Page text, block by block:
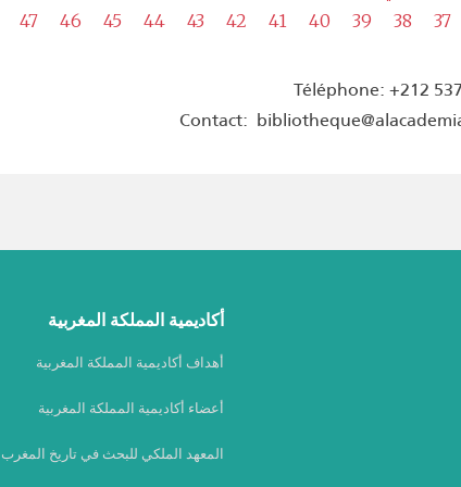
37
38
39
40
41
42
43
44
45
46
47
Téléphone: +212
Contact:
أكاديمية المملكة المغربية
أهداف أكاديمية المملكة المغربية
أعضاء أكاديمية المملكة المغربية
المعهد الملكي للبحث في تاريخ المغرب